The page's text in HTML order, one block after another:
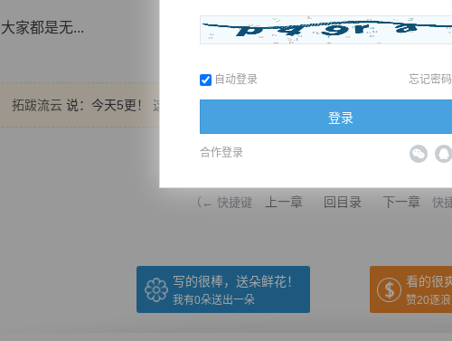
都是无...
拓跋流云 说：今天5更！ 这几天鲜花惨不忍睹！ 求一下吧！ 如果今天晚上能
（← 快捷键 上一章 回目录 下一章 快
写的很棒，送朵鲜花！
我有0朵送出一朵
看的很
赞20逐
自动登录 忘记密码
登录
合作登录